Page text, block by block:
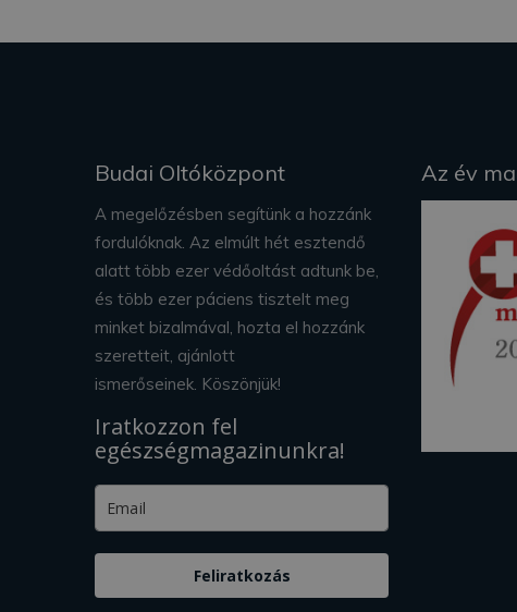
Budai Oltóközpont
A megelőzésben segítünk a hozzánk
fordulóknak. Az elmúlt hét esztendő
alatt több ezer védőoltást adtunk be,
és több ezer páciens tisztelt meg
minket bizalmával, hozta el hozzánk
szeretteit, ajánlott
ismerőseinek. Köszönjük!
Iratkozzon fel
egészségmagazinunkra!
Feliratkozás
Az év